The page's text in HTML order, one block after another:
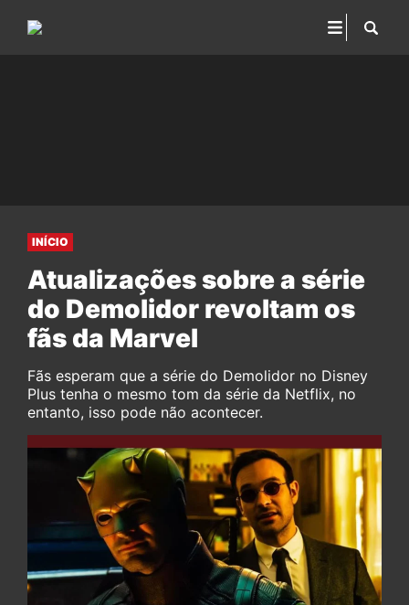
INÍCIO
Atualizações sobre a série
do Demolidor revoltam os
fãs da Marvel
Fãs esperam que a série do Demolidor no Disney
Plus tenha o mesmo tom da série da Netflix, no
entanto, isso pode não acontecer.